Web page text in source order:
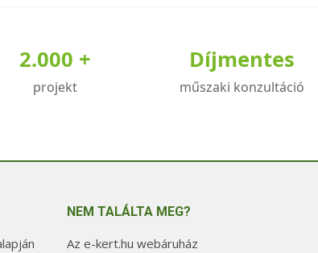
2.000 +
projekt
Díjmentes
műszaki konzultáció
NEM TALÁLTA MEG?
Az e-kert.hu webáruház